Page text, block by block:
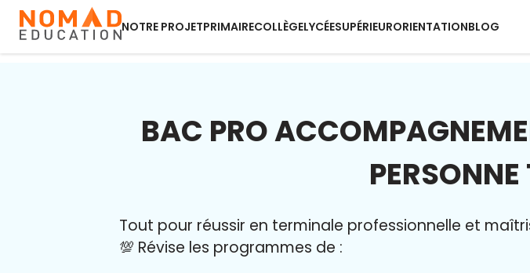
NOTRE PROJETPRIMAIRECOLLÈGELYCÉESUPÉRIEURORIENTATIONBLOG
BAC PRO
Tout pour réussir en terminale professionnelle et
💯 Révise les programmes de :